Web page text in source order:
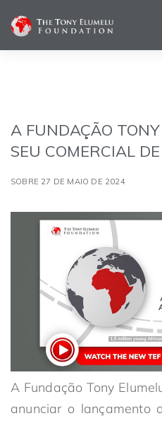
A FUNDAÇÃO
SEU COMERCIAL
SOBRE 27 DE MAIO DE 2024
A Fundação Tony
anunciar o lançamento